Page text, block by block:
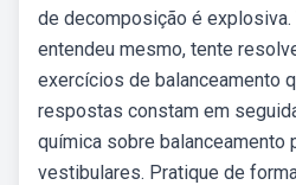
de decomposição é
entendeu mesmo, tente
exercícios de balanceamento
respostas constam em
química sobre balanceamento
vestibulares. Pratique de